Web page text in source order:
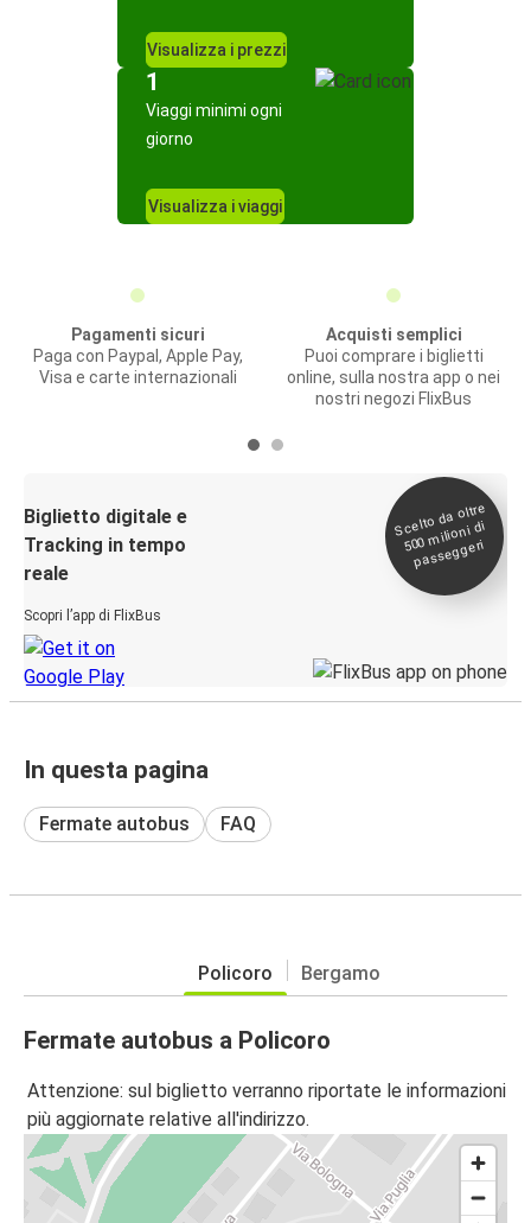
Visualizza i prezzi
1
Viaggi minimi ogni
giorno
Visualizza i viaggi
Pagamenti sicuri
Paga con Paypal, Apple Pay,
Visa e carte internazionali
Acquisti semplici
Puoi comprare i biglietti
online, sulla nostra app o nei
nostri negozi FlixBus
Biglietto digitale e
Tracking in tempo
reale
Scopri l’app di FlixBus
Scelto da oltre
500
milioni di
passeggeri
In questa pagina
Fermate autobus FAQ
Policoro Bergamo
Fermate autobus a Policoro
Attenzione: sul biglietto verranno riportate le informazioni
più aggiornate relative all'indirizzo.